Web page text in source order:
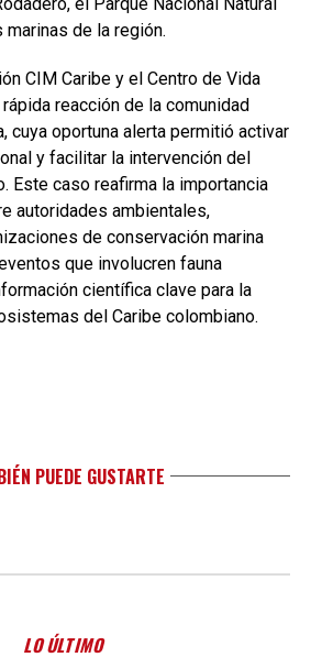
marinas de la región.
CIM Caribe y el Centro de Vida
reacción de la comunidad
cuya oportuna alerta permitió activar
y facilitar la intervención del
Este caso reafirma la importancia
autoridades ambientales,
de conservación marina
que involucren fauna
científica clave para la
del Caribe colombiano.
PUEDE GUSTARTE
LO ÚLTIMO